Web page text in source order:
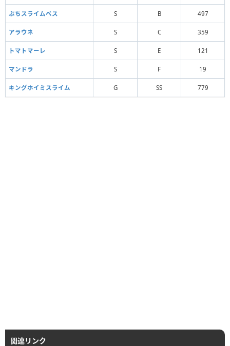
ぶちスライムベス S B 497
アラウネ S C 359
トマトマーレ S E 121
マンドラ S F 19
キングホイミスライム G SS 779
関連リンク